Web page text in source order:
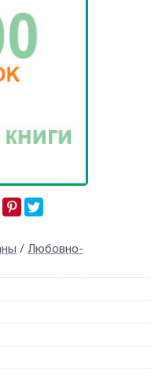
/ Любовно-